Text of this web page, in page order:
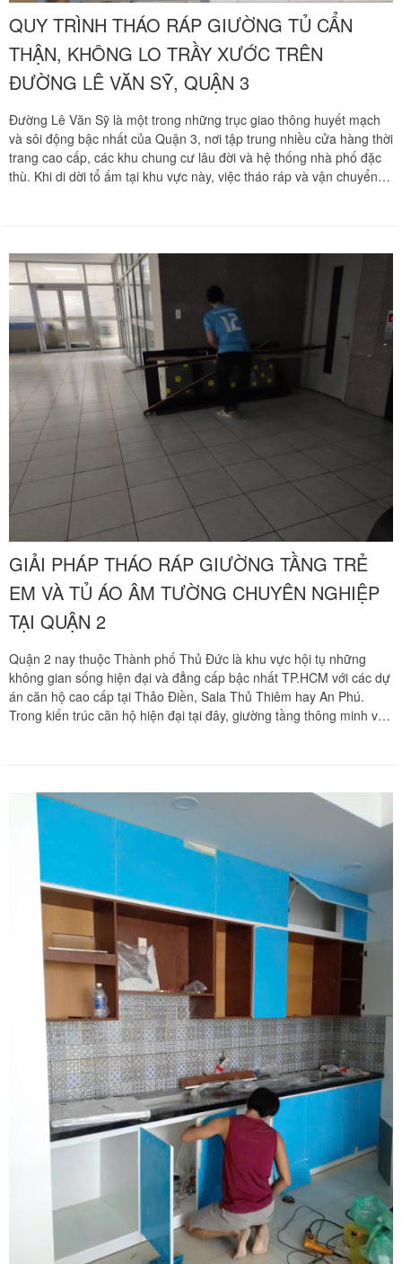
QUY TRÌNH THÁO RÁP GIƯỜNG TỦ CẨN
THẬN, KHÔNG LO TRẦY XƯỚC TRÊN
ĐƯỜNG LÊ VĂN SỸ, QUẬN 3
Đường Lê Văn Sỹ là một trong những trục giao thông huyết mạch
và sôi động bậc nhất của Quận 3, nơi tập trung nhiều cửa hàng thời
trang cao cấp, các khu chung cư lâu đời và hệ thống nhà phố đặc
thù. Khi di dời tổ ấm tại khu vực này, việc tháo ráp và vận chuyển
cam kết bảo vệ tài sản vẹn nguyên và không gây trầy xước, giúp
bạn an tâm tuyệt đối khi chuyển đến ngôi nhà mới.
GIẢI PHÁP THÁO RÁP GIƯỜNG TẦNG TRẺ
EM VÀ TỦ ÁO ÂM TƯỜNG CHUYÊN NGHIỆP
TẠI QUẬN 2
Quận 2 nay thuộc Thành phố Thủ Đức là khu vực hội tụ những
không gian sống hiện đại và đẳng cấp bậc nhất TP.HCM với các dự
án căn hộ cao cấp tại Thảo Điền, Sala Thủ Thiêm hay An Phú.
Trong kiến trúc căn hộ hiện đại tại đây, giường tầng thông minh và
cấu trúc cơ khí tinh vi, còn tủ âm tường lại liên kết chặt chẽ với kết
cấu vách ngăn căn hộ. Chuyển nhà Khôi Nguyên mang đến dịch vụ
tháo ráp chuyên sâu, giúp cư dân Quận 2 bảo vệ vẹn nguyên nội
thất cao cấp của gia đình.